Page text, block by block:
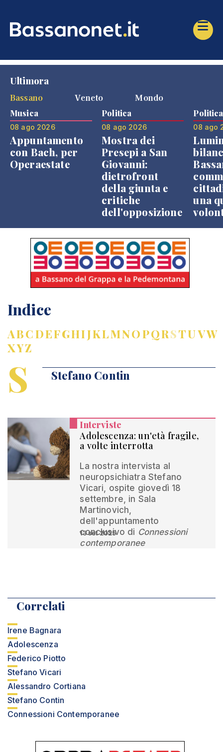
Ultimora
Bassano
Veneto Mondo
Musica
08 ago 2026
Appuntamento
con Bach, per
Operaestate
Politica
08 ago 2026
Mostra dei
Presepi a San
Giovanni:
dietrofront
della giunta e
critiche
dell'opposizione
Politica
08 ago
una
Indice
ABCDEFGHIJKLMNOPQRSTUVW
XYZ
S Stefano Contin
Interviste
Adolescenza: un'età fragile,
a volte interrotta
La nostra intervista al
neuropsichiatra Stefano
Vicari, ospite giovedì 18
settembre, in Sala
Martinovich,
dell'appuntamento
conclusivo di Connessioni
contemporanee
13 set 2025
Correlati
Irene Bagnara
Adolescenza
Federico Piotto
Stefano Vicari
Alessandro Cortiana
Stefano Contin
Connessioni Contemporanee